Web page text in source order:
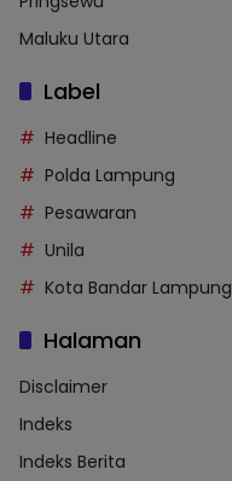
Maluku Utara
Label
Headline
Polda Lampung
Pesawaran
Unila
Kota Bandar Lampung
Halaman
Disclaimer
Indeks
Indeks Berita